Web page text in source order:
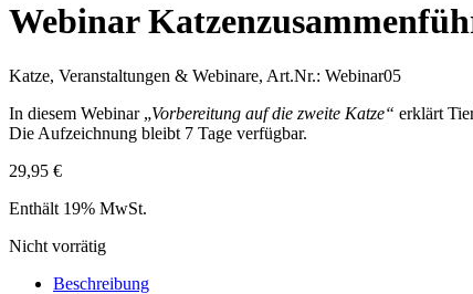
Webinar
Katze, Veranstaltungen & Webinare, Art.Nr.: Webinar05
In diesem Webinar „Vorbereitung auf die zweite Katze“ erklärt
Die Aufzeichnung bleibt 7 Tage verfügbar.
29,95 €
Enthält 19% MwSt.
Nicht vorrätig
Beschreibung